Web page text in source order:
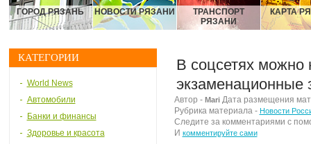
ГОРОД РЯЗАНЬ НОВОСТИ РЯЗАНИ
ТРАНСПОРТ
РЯЗАНИ
КАРТА
КАТЕГОРИИ
World News
Автомобили
Банки и финансы
Здоровье и красота
В соцсетях можно
экзаменационные
Автор - MariДата размещения
Рубрика материала - Новости
Следите за комментариями с
И комментируйте сами